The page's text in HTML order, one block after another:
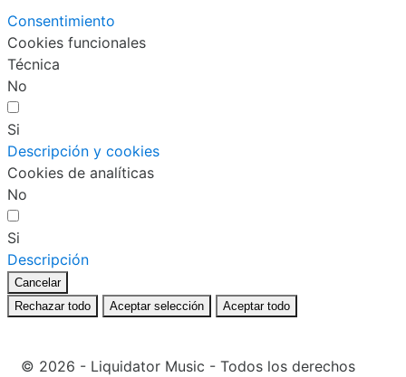
Consentimiento
Cookies funcionales
Técnica
No
Si
Descripción y cookies
Cookies de analíticas
No
Si
Descripción
Cancelar
Rechazar todo
Aceptar selección Aceptar todo
© 2026 - Liquidator Music - Todos los derechos